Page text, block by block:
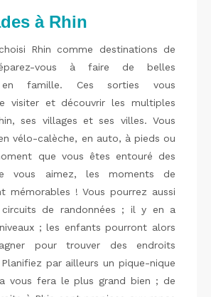
à Rhin
Rhin comme destinations de
vous à faire de belles
en famille. Ces sorties vous
visiter et découvrir les multiples
ses villages et ses villes. Vous
vélo-calèche, en auto, à pieds ou
que vous êtes entouré des
vous aimez, les moments de
mémorables ! Vous pourrez aussi
de randonnées ; il y en a
; les enfants pourront alors
pour trouver des endroits
par ailleurs un pique-nique
vous fera le plus grand bien ; de